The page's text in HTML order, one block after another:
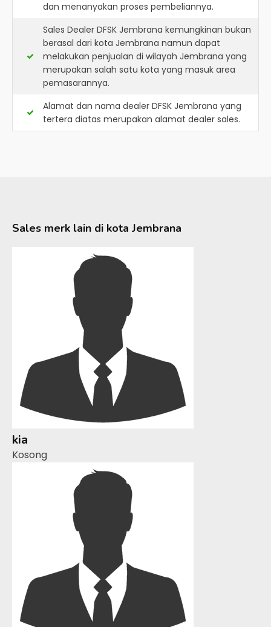
dan menanyakan proses pembeliannya.
Sales Dealer DFSK Jembrana kemungkinan bukan
berasal dari kota Jembrana namun dapat
melakukan penjualan di wilayah Jembrana yang
merupakan salah satu kota yang masuk area
pemasarannya.
Alamat dan nama dealer DFSK Jembrana yang
tertera diatas merupakan alamat dealer sales.
Sales merk lain di kota Jembrana
kia
Kosong